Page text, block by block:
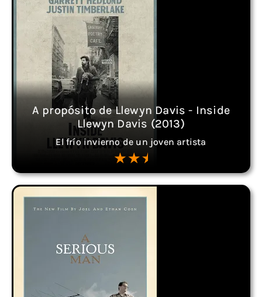
A propósito de Llewyn Davis - Inside
Llewyn Davis (2013)
El frío invierno de un joven artista